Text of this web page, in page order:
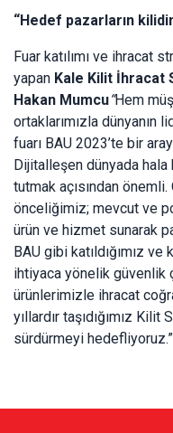
“Hedef pazarların
Fuar katılımı ve ihracat
yapan Kale Kilit İhracat
Hakan Mumcu“Hem
ortaklarımızla dünyanın
fuarı BAU 2023’te bir
Dijitalleşen dünyada
tutmak açısından
önceliğimiz; mevcut ve
ürün ve hizmet sunarak
BAU gibi katıldığımız ve
ihtiyaca yönelik
ürünlerimizle ihracat
yıllardır taşıdığımız
sürdürmeyi